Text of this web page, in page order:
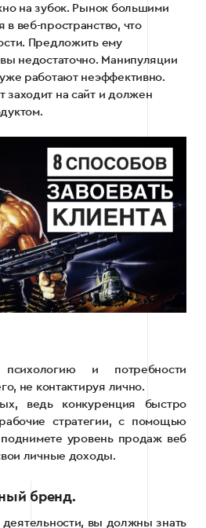
на зубок. Рынок большими
веб-пространство, что
Предложить ему
недостаточно. Манипуляции
работают неэффективно.
заходит на сайт и должен
и потребности
не контактируя лично.
ведь конкуренция быстро
стратегии, с помощью
уровень продаж веб
личные доходы.
бренд.
вы должны знать